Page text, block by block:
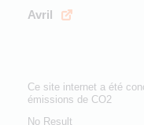
Avril
Ce site internet a été
émissions de CO2
No Result